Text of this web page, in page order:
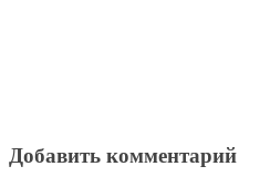
Добавить комментарий